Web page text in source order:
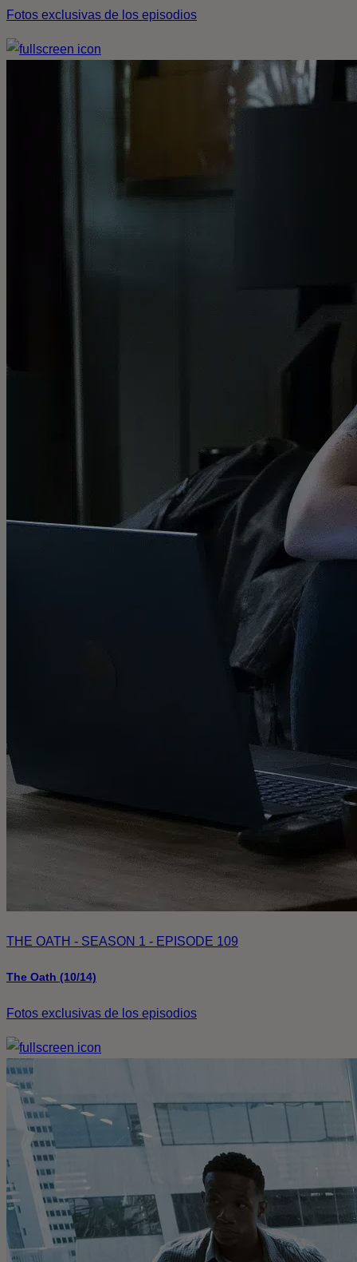
Fotos exclusivas de los episodios
THE OATH - SEASON 1 - EPISODE 109
The Oath (10/14)
Fotos exclusivas de los episodios